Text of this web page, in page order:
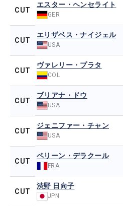
CUT
エスター・ヘンセライト
GER
CUT
エリザベス・ナイジェル
USA
CUT
ヴァレリー・プラタ
COL
CUT
ブリアナ・ドウ
USA
CUT
ジェニファー・チャン
USA
CUT
ペリーン・デラクール
FRA
CUT
渋野 日向子
JPN